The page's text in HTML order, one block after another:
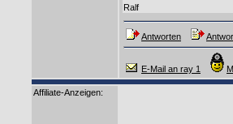
Ralf
Antworten
E-Mail an ray 1
Affiliate-Anzeigen: